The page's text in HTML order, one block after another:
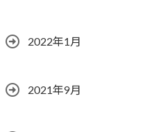
2022年1月
2021年9月